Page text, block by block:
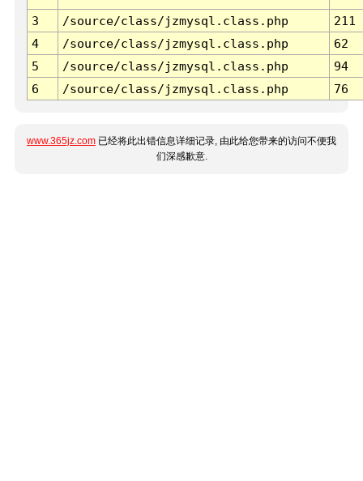
3 /source/class/jzmysql.class.php
211
4
/source/class/jzmysql.class.php
62
5
/source/class/jzmysql.class.php
94
6
/source/class/jzmysql.class.php 76
www.365jz.com 已经将此出错信息详细记录, 由此给您带来的访问不便我
们深感歉意.